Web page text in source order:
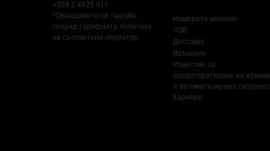
+359 2 4925 911
*Обаждането се таксува
според тарифната политика
на съответния оператор
Намерете магазин
ЧЗВ
Доставка
Връщане
Известие за
предотвратяване на
и автоматизирана
Кариери